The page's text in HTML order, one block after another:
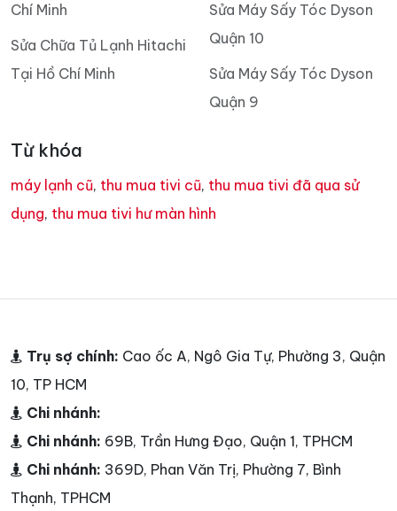
Chí Minh
Sửa Chữa Tủ Lạnh Hitachi
Tại Hồ Chí Minh
Sửa Máy Sấy Tóc Dyson
Quận 10
Sửa Máy Sấy Tóc Dyson
Quận 9
Từ khóa
máy lạnh cũ, thu mua tivi cũ, thu mua tivi đã qua sử
dụng, thu mua tivi hư màn hình
Trụ sợ chính: Cao ốc A, Ngô Gia Tự, Phường 3, Quận
10, TP HCM
Chi nhánh:
Chi nhánh: 69B, Trần Hưng Đạo, Quận 1, TPHCM
Chi nhánh: 369D, Phan Văn Trị, Phường 7, Bình
Thạnh, TPHCM